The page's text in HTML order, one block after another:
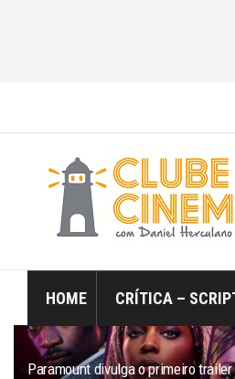
Paramount divulga o primeiro trailer
HOME CRÍTICA –